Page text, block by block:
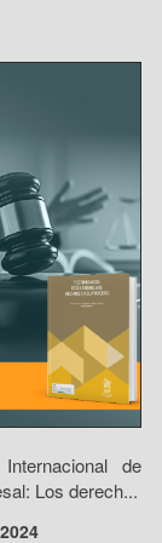
de
Los derech...